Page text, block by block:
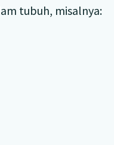
tubuh, misalnya: